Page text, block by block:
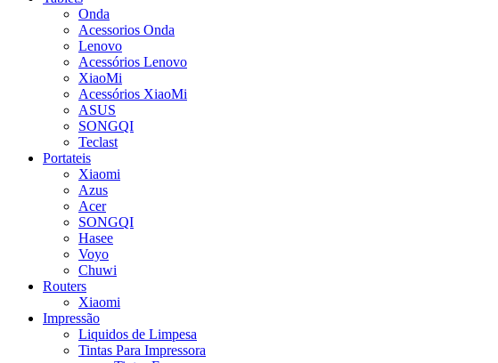
Onda
Acessorios Onda
Lenovo
Acessórios Lenovo
XiaoMi
Acessórios XiaoMi
ASUS
SONGQI
Teclast
Portateis
Xiaomi
Azus
Acer
SONGQI
Hasee
Voyo
Chuwi
Routers
Xiaomi
Impressão
Liquidos de Limpesa
Tintas Para Impressora